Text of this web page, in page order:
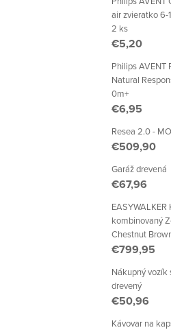
air zvieratko 6-
2 ks
€5,20
Philips AVENT
Natural
0m+
€6,95
Resea 2.0 -
€509,90
Garáž drevená
€67,96
EASYWALKER
kombinovaný
Chestnut
€799,95
Nákupný vozík
drevený
€50,96
Kávovar na